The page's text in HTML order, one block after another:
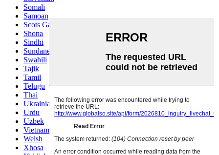
Somali
Samoan
Scots Gaelic
Shona
Sindhi
Sundanese
Swahili
Tajik
Tamil
Telugu
Thai
Ukrainian
Urdu
Uzbek
Vietnamese
Welsh
Xhosa